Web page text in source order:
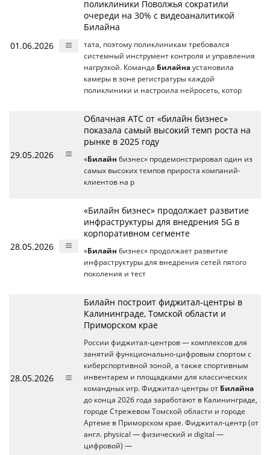
01.06.2026
поликлиники Поволжья сократили
очереди на 30% с видеоаналитикой
Билайна
тата, поэтому поликлиникам требовался
системный инструмент контроля и управления
нагрузкой. Команда Билайна установила
камеры в зоне регистратуры каждой
поликлиники и настроила нейросеть, котор
29.05.2026
Облачная АТС от «билайн бизнес»
показала самый высокий темп роста на
рынке в 2025 году
«Билайн бизнес» продемонстрировал один из
самых высоких темпов прироста компаний-
клиентов на р
28.05.2026
«Билайн бизнес» продолжает развитие
инфраструктуры для внедрения 5G в
корпоративном сегменте
«Билайн бизнес» продолжает развитие
инфраструктуры для внедрения сетей пятого
поколения и тест
28.05.2026
Билайн построит фиджитал-центры в
Калининграде, Томской области и
Приморском крае
России фиджитал-центров — комплексов для
занятий функционально-цифровым спортом с
киберспортивной зоной, а также спортивным
инвентарем и площадками для классических
командных игр. Фиджитал-центры от Билайна
до конца 2026 года заработают в Калининграде,
городе Стрежевом Томской области и городе
Артеме в Приморском крае. Фиджитал-центр (от
англ. physical — физический и digital —
цифровой) —